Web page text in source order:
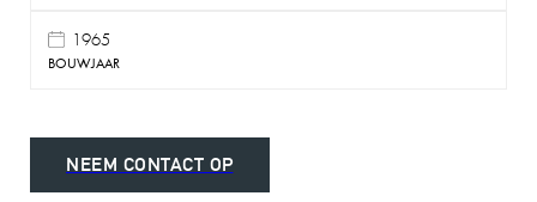
1965
BOUWJAAR
NEEM CONTACT OP